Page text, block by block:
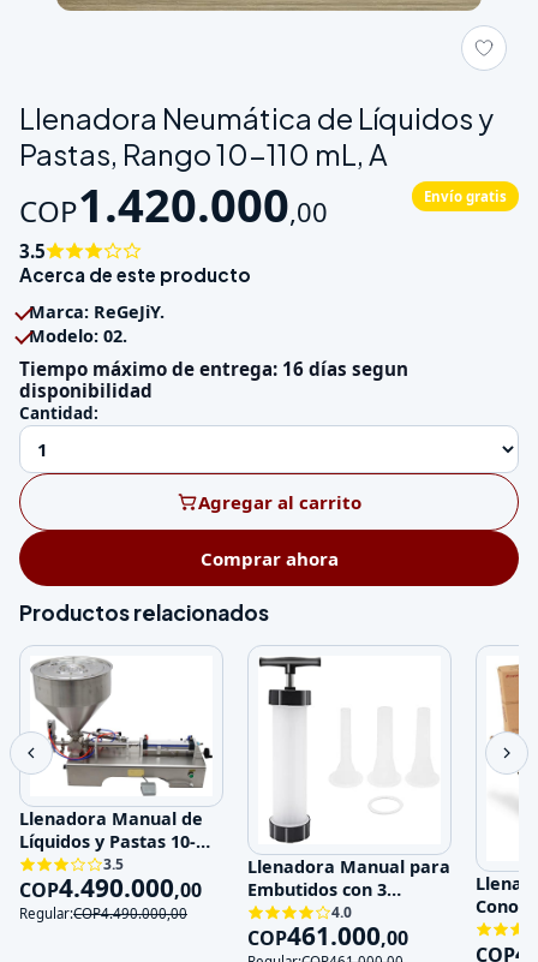
Galeria de Llenadora Neumática de Líquidos y Pastas, Rango
Llenadora Neumática de Líquidos y
Pastas, Rango 10-110 mL, A
COP1.420.000,00 Envío gratis
3.5
Acerca de este producto
Marca: ReGeJiY.
Modelo: 02.
Tiempo máximo de entrega: 16 días segun
disponibilidad
Cantidad:
Agregar al carrito
Comprar ahora
Productos relacionados
Llenadora Manual de
Líquidos y Pastas 10-
100ml Acero Inoxida
3.5
COP4.490.000,00
Regular:COP4.490.000,00
Llenadora Manual para
Embutidos con 3
Boquillas de Acero Ino
4.0
COP461.000,00
Conos
COP